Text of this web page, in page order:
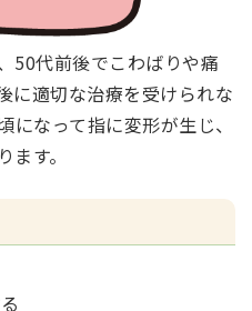
50代前後でこわばりや痛
に適切な治療を受けられな
になって指に変形が生じ、
す。